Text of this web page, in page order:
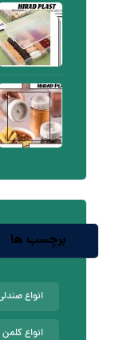
برچسب ها
انواع
انواع